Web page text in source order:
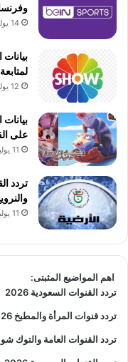
14 يوليو، 2026
12 يوليو، 2026
على
11 يوليو، 2026
تردد
11 يوليو، 2026
اهم المواضيع المثبتى:
تردد القنوات السعودية 2026
تردد قنوات المرأة والمطبخ 2026
تردد القنوات العامة والتوك شو 2026